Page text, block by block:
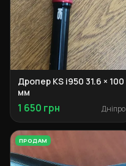
Дропер KS i950 31.6 × 100
мм
1 650 грн Дніпро
ПРОДАМ